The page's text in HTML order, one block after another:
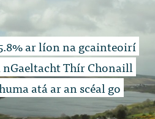
ar líon na gcainteoirí
Thír Chonaill
atá ar an scéal go